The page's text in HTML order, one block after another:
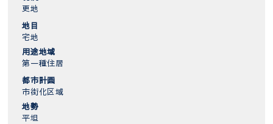
更地
地目
宅地
用途地域
第一種住居
都市計画
市街化区域
地勢
平坦